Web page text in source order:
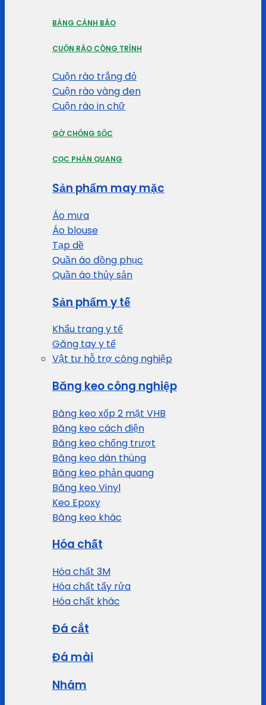
BẢNG CẢNH BÁO
CUỘN RÀO CÔNG TRÌNH
Cuộn rào trắng đỏ
Cuộn rào vàng đen
Cuộn rào in chữ
GỜ CHỐNG SỐC
CỌC PHẢN QUANG
Sản phẩm may mặc
Áo mưa
Áo blouse
Tạp dề
Quần áo đồng phục
Quần áo thủy sản
Sản phẩm y tế
Khẩu trang y tế
Găng tay y tế
Vật tư hỗ trợ công nghiệp
Băng keo công nghiệp
Băng keo xốp 2 mặt VHB
Băng keo cách điện
Băng keo chống trượt
Băng keo dán thùng
Băng keo phản quang
Băng keo Vinyl
Keo Epoxy
Băng keo khác
Hóa chất
Hóa chất 3M
Hóa chất tẩy rửa
Hóa chất khác
Đá cắt
Đá mài
Nhám